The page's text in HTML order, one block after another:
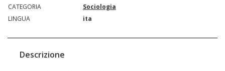
CATEGORIA
Sociologia
LINGUA
ita
Descrizione